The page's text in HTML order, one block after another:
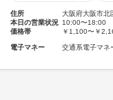
住所
大阪府大阪市北
本日の営業状況 10:00〜18:00
価格帯
￥1,100〜￥
電子マネー 交通系電子マネ